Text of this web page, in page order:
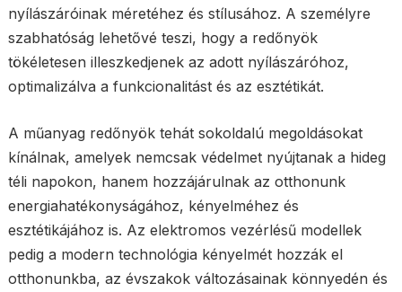
nyílászáróinak méretéhez és stílusához. A személyre
szabhatóság lehetővé teszi, hogy a redőnyök
tökéletesen illeszkedjenek az adott nyílászáróhoz,
optimalizálva a funkcionalitást és az esztétikát.
A műanyag redőnyök tehát sokoldalú megoldásokat
kínálnak, amelyek nemcsak védelmet nyújtanak a hideg
téli napokon, hanem hozzájárulnak az otthonunk
energiahatékonyságához, kényelméhez és
esztétikájához is. Az elektromos vezérlésű modellek
pedig a modern technológia kényelmét hozzák el
otthonunkba, az évszakok változásainak könnyedén és